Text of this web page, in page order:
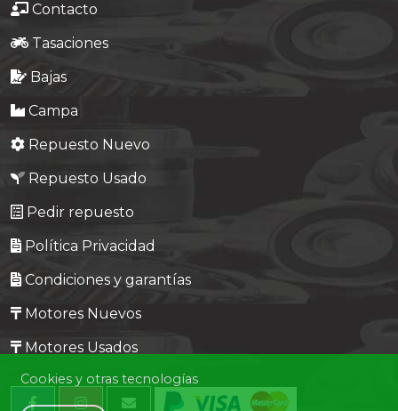
Contacto
Tasaciones
Bajas
Campa
Repuesto Nuevo
Repuesto Usado
Pedir repuesto
Política Privacidad
Condiciones y garantías
Motores Nuevos
Motores Usados
Cookies y otras tecnologías